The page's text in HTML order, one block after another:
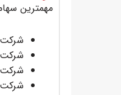
مهمترین
شرکت
شرکت
شرکت